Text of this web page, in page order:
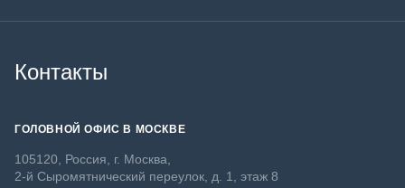
Контакты
ГОЛОВНОЙ ОФИС В МОСКВЕ
105120, Россия, г. Москва,
2-й Сыромятнический переулок, д. 1, этаж 8